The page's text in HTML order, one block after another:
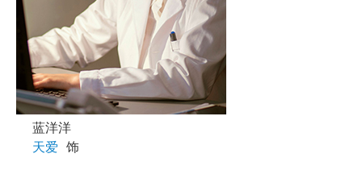
蓝洋洋
天爱 饰